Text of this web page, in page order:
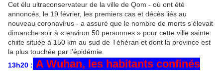
Cet élu ultraconservateur de la ville de Qom - où ont été
annoncés, le 19 février, les premiers cas et décès liés au
nouveau coronavirus - a assuré que le nombre de morts s’élevait
dimanche soir à « environ 50 personnes » pour cette ville sainte
chiite située à 150 km au sud de Téhéran et dont la province est
la plus touchée par l’épidémie.
13h20 : A Wuhan, les habitants confinés